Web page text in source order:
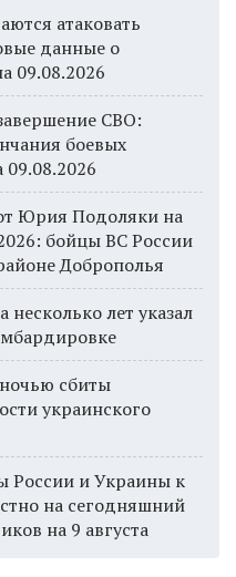
атаковать
данные о
09.08.2026
СВО:
боевых
Юрия Подоляки на
бойцы ВС России
Доброполья
лет указал
сбиты
украинского
России и Украины к
на сегодняшний
на 9 августа